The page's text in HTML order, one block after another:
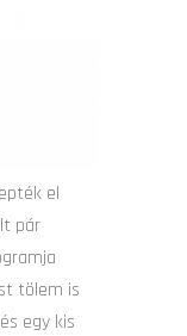
el
pár
tölem is
egy kis